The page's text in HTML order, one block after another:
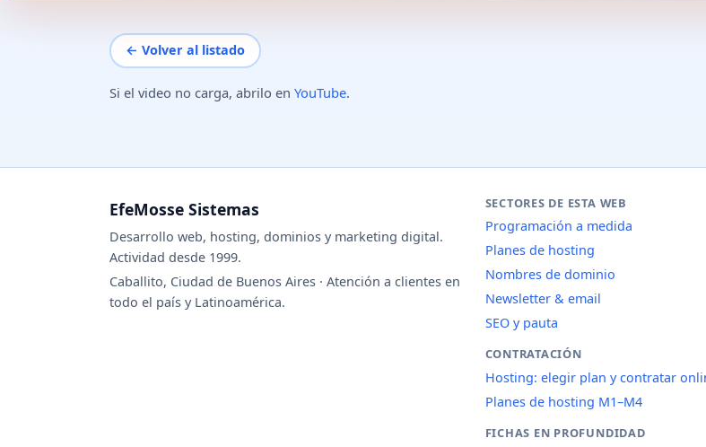
← Volver al listado
Si el video no carga, abrilo en YouTube.
EfeMosse Sistemas
Desarrollo web, hosting, dominios y marketing digital.
Actividad desde 1999.
Caballito, Ciudad de Buenos Aires · Atención a clientes en
todo el país y Latinoamérica.
SECTORES DE ESTA WEB
Programación a medida
Planes de hosting
Nombres de dominio
Newsletter & email
SEO y pauta
CONTRATACIÓN
Hosting: elegir plan y contratar
Planes de hosting M1–M4
FICHAS EN PROFUNDIDAD